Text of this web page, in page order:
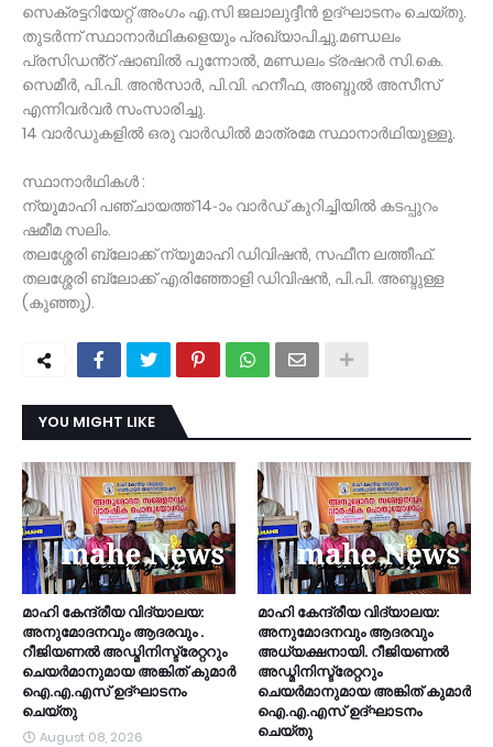
സെക്രട്ടറിയേറ്റ് അംഗം എ.സി ജലാലുദ്ദീൻ ഉദ്ഘാടനം ചെയ്തു.
തുടർന്ന് സ്ഥാനാർഥികളെയും പ്രഖ്യാപിച്ചു.മണ്ഡലം
പ്രസിഡൻ്റ് ഷാബിൽ പുന്നോൽ, മണ്ഡലം ട്രഷറർ സി.കെ.
സെമീർ, പി.പി. അൻസാർ, പി.വി. ഹനീഫ, അബ്ദുൽ അസീസ്
എന്നിവർവർ സംസാരിച്ചു.
14 വാർഡുകളിൽ ഒരു വാർഡിൽ മാത്രമേ സ്ഥാനാർഥിയുള്ളൂ.
സ്ഥാനാർഥികൾ :
ന്യൂമാഹി പഞ്ചായത്ത് 14-ാം വാർഡ് കുറിച്ചിയിൽ കടപ്പുറം
ഷമീമ സലിം.
തലശ്ശേരി ബ്ലോക്ക് ന്യൂമാഹി ഡിവിഷൻ, സഫീന ലത്തീഫ്.
തലശ്ശേരി ബ്ലോക്ക്‌ എരിഞ്ഞോളി ഡിവിഷൻ, പി.പി. അബ്ദുള്ള
(കുഞ്ഞു).
YOU MIGHT LIKE
മാഹി കേന്ദ്രീയ വിദ്യാലയ:
അനുമോദനവും ആദരവും .
റീജിയണൽ അഡ്മിനിസ്ട്രേറ്ററും
ചെയർമാനുമായ അങ്കിത് കുമാർ
ഐ.എ.എസ് ഉദ്ഘാടനം
ചെയ്തു
August 08, 2026
മാഹി കേന്ദ്രീയ വിദ്യാലയ:
അനുമോദനവും ആദരവും
അധ്യക്ഷനായി. റീജിയണൽ
അഡ്മിനിസ്ട്രേറ്ററും
ചെയർമാനുമായ അങ്കിത് കുമാർ
ഐ.എ.എസ് ഉദ്ഘാടനം
ചെയ്തു